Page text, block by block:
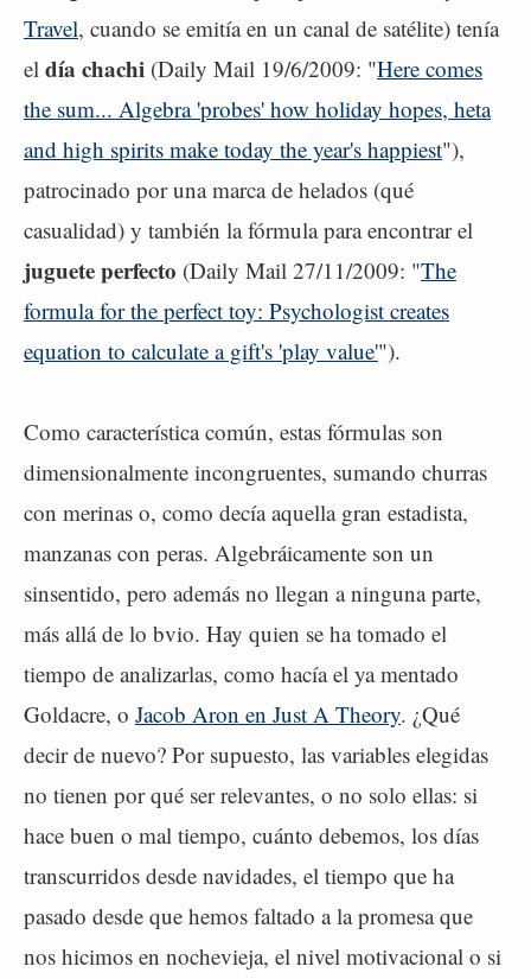
Travel, cuando se emitía en un canal de satélite) tenía
el día chachi (Daily Mail 19/6/2009: "Here comes
the sum... Algebra 'probes' how holiday hopes, heta
and high spirits make today the year's happiest"),
patrocinado por una marca de helados (qué
casualidad) y también la fórmula para encontrar el
juguete perfecto (Daily Mail 27/11/2009: "The
formula for the perfect toy: Psychologist creates
equation to calculate a gift's 'play value'").
Como característica común, estas fórmulas son
dimensionalmente incongruentes, sumando churras
con merinas o, como decía aquella gran estadista,
manzanas con peras. Algebráicamente son un
sinsentido, pero además no llegan a ninguna parte,
más allá de lo bvio. Hay quien se ha tomado el
tiempo de analizarlas, como hacía el ya mentado
Goldacre, o Jacob Aron en Just A Theory. ¿Qué
decir de nuevo? Por supuesto, las variables elegidas
no tienen por qué ser relevantes, o no solo ellas: si
hace buen o mal tiempo, cuánto debemos, los días
transcurridos desde navidades, el tiempo que ha
pasado desde que hemos faltado a la promesa que
nos hicimos en nochevieja, el nivel motivacional o si